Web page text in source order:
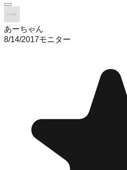
あーちゃん
8/14/2017モニター